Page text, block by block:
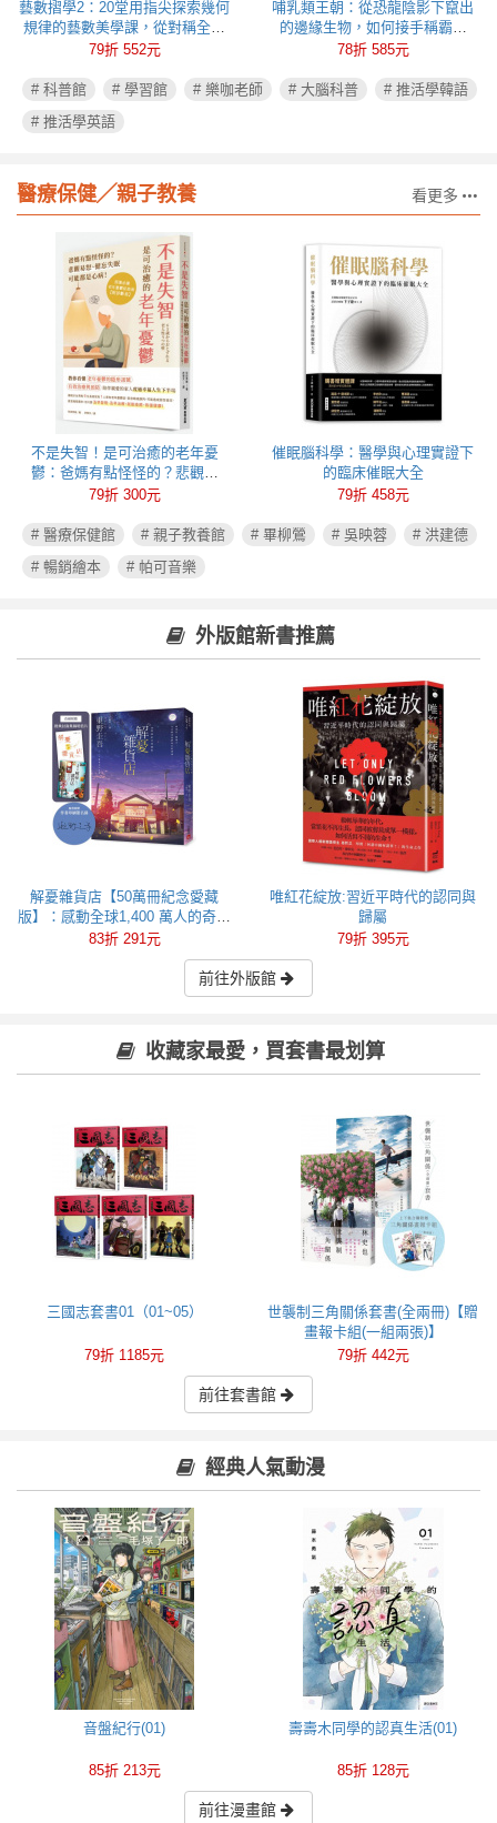
藝數摺學2：20堂用指尖探索幾何
規律的藝數美學課，從對稱全等
到比例相似，動手體驗數學之用
79折 552元
哺乳類王朝：從恐龍陰影下竄出
的邊緣生物，如何接手稱霸地
球？
78折 585元
# 科普館 # 學習館 # 樂咖老師 # 大腦科普
# 推活學韓語
# 推活學英語
醫療保健╱親子教養 看更多
不是失智！是可治癒的老年憂
鬱：爸媽有點怪怪的？悲觀易
怒、健忘失眠可能都是心病！照
79折 300元
催眠腦科學：醫學與心理實證下
的臨床催眠大全
79折 458元
# 醫療保健館 # 親子教養館 # 畢柳鶯 # 吳映蓉
# 洪建德
# 暢銷繪本
# 帕可音樂
外版館新書推薦
解憂雜貨店【50萬冊紀念愛藏
版】：感動全球1,400 萬人的奇蹟
之書，東野圭吾最令人感動落淚
83折 291元
唯紅花綻放:習近平時代的認同與
歸屬
79折 395元
前往外版館
收藏家最愛，買套書最划算
三國志套書01（01~05）
79折 1185元
世襲制三角關係套書(全兩冊)【贈
畫報卡組(一組兩張)】
79折 442元
前往套書館
經典人氣動漫
音盤紀行(01)
85折 213元
壽壽木同學的認真生活(01)
85折 128元
前往漫畫館